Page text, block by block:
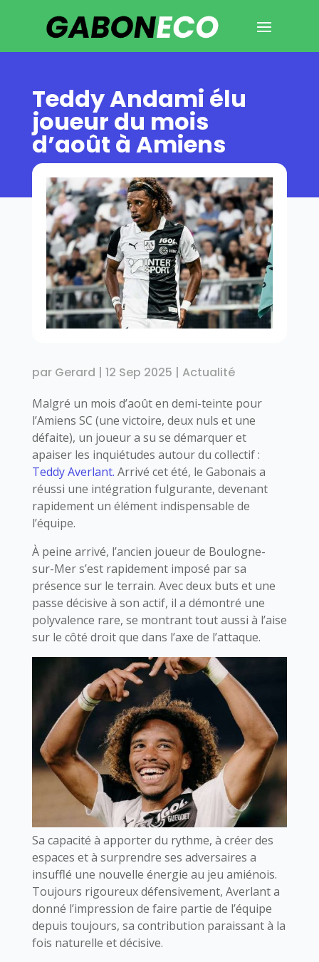
Teddy Andami élu
joueur du mois
d’août à Amiens
par Gerard | 12 Sep 2025 | Actualité
Malgré un mois d’août en demi-teinte pour
l’Amiens SC (une victoire, deux nuls et une
défaite), un joueur a su se démarquer et
apaiser les inquiétudes autour du collectif :
Teddy Averlant. Arrivé cet été, le Gabonais a
réussi une intégration fulgurante, devenant
rapidement un élément indispensable de
l’équipe.
À peine arrivé, l’ancien joueur de Boulogne-
sur-Mer s’est rapidement imposé par sa
présence sur le terrain. Avec deux buts et une
passe décisive à son actif, il a démontré une
polyvalence rare, se montrant tout aussi à l’aise
sur le côté droit que dans l’axe de l’attaque.
Sa capacité à apporter du rythme, à créer des
espaces et à surprendre ses adversaires a
insufflé une nouvelle énergie au jeu amiénois.
Toujours rigoureux défensivement, Averlant a
donné l’impression de faire partie de l’équipe
depuis toujours, sa contribution paraissant à la
fois naturelle et décisive.